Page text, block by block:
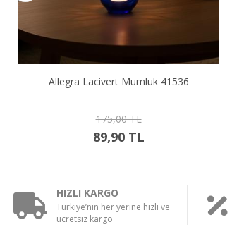
Allegra Lacivert Mumluk 41536
175,00 TL
89,90 TL
HIZLI KARGO
Türkiye’nin her yerine hızlı ve
ücretsiz kargo